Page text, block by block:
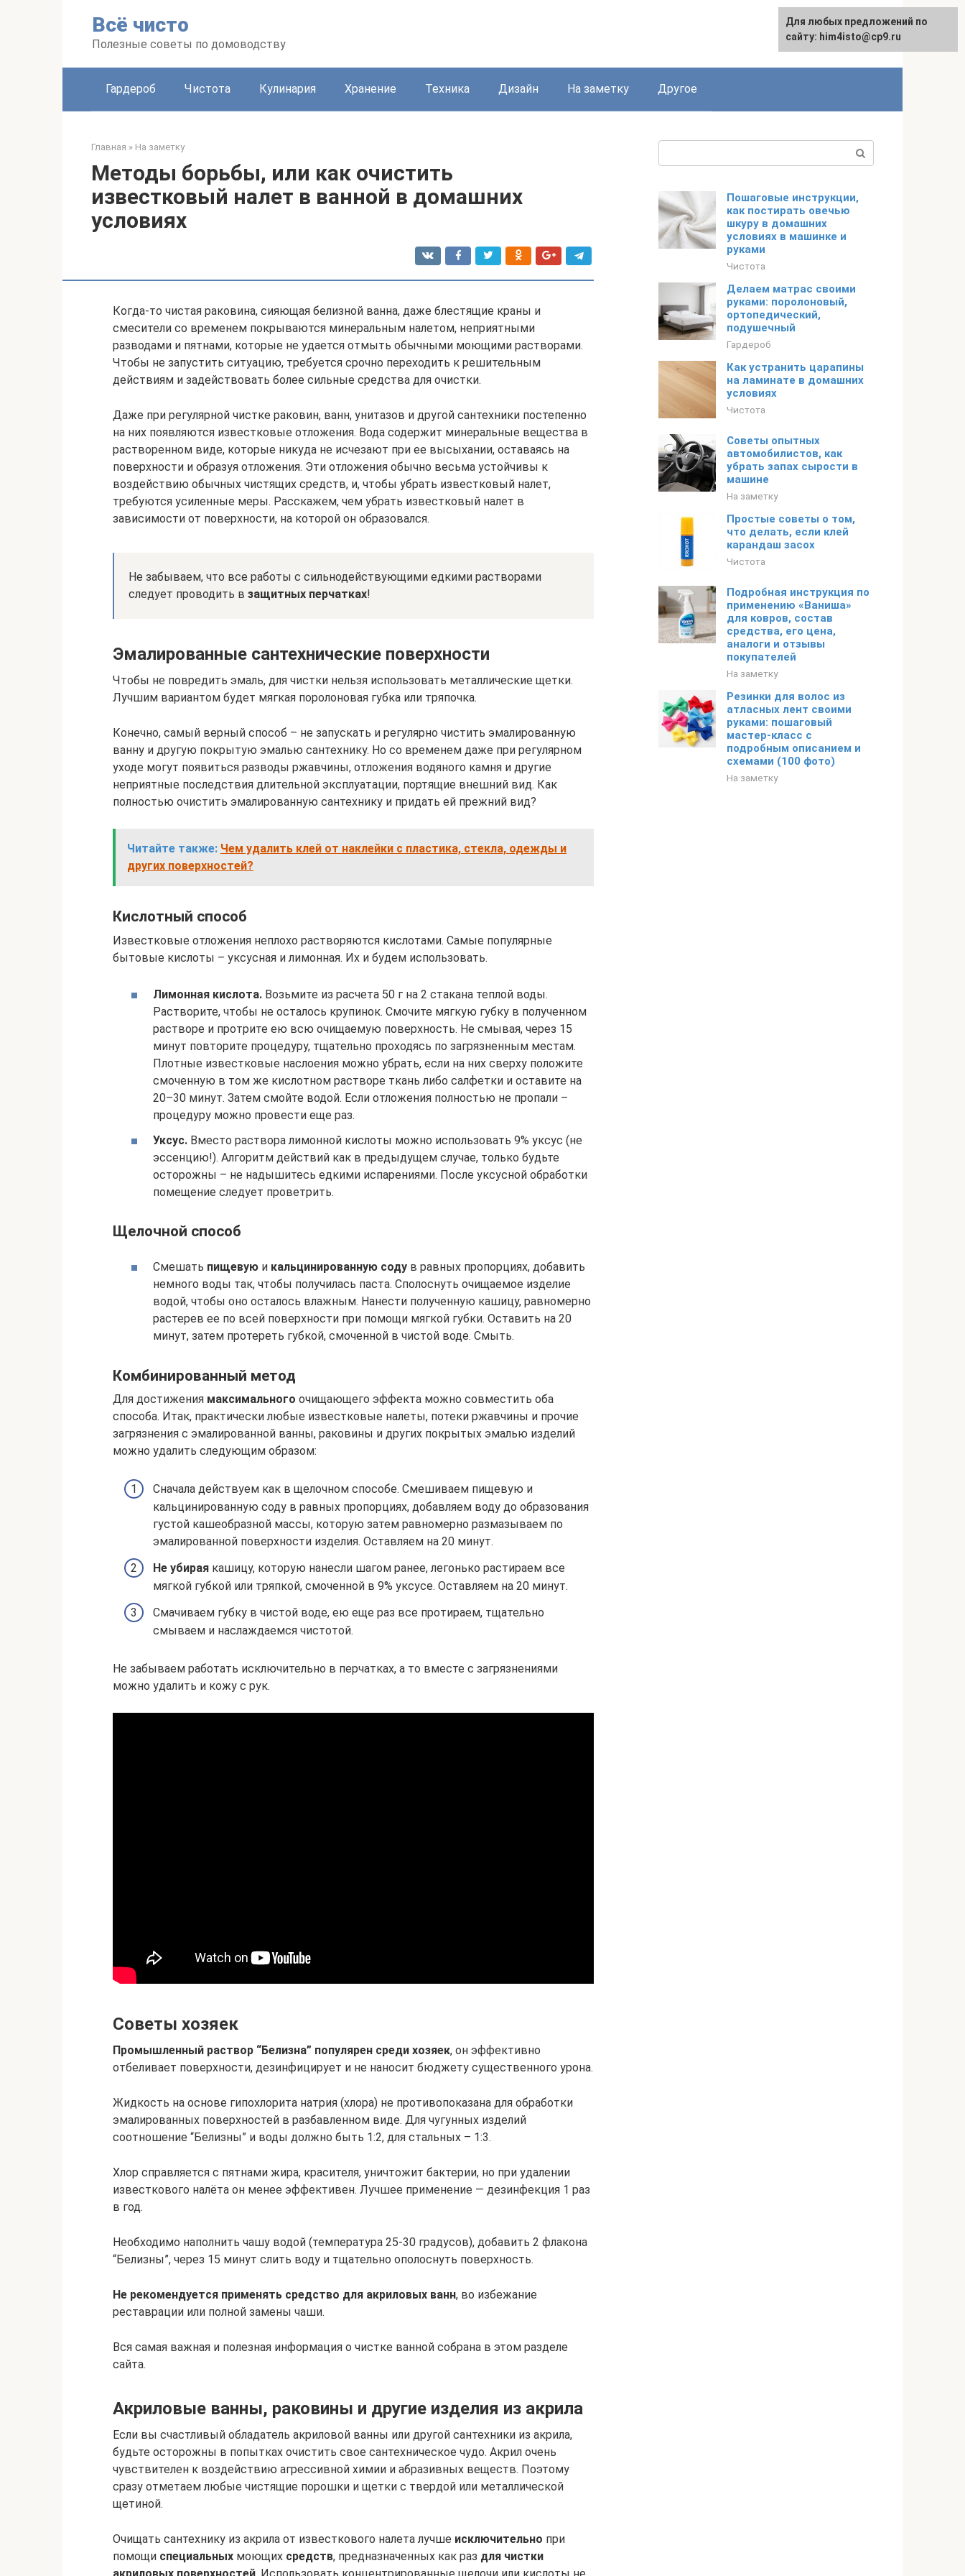
Всё чисто
Полезные советы по домоводству
Гардероб Чистота Кулинария Хранение Техника Дизайн На заметку Другое
Главная » На заметку
Методы борьбы, или как очистить
известковый налет в ванной в домашних
условиях
Когда-то чистая раковина, сияющая белизной ванна, даже блестящие краны и
смесители со временем покрываются минеральным налетом, неприятными
разводами и пятнами, которые не удается отмыть обычными моющими растворами.
Чтобы не запустить ситуацию, требуется срочно переходить к решительным
действиям и задействовать более сильные средства для очистки.
Даже при регулярной чистке раковин, ванн, унитазов и другой сантехники постепенно
на них появляются известковые отложения. Вода содержит минеральные вещества в
растворенном виде, которые никуда не исчезают при ее высыхании, оставаясь на
поверхности и образуя отложения. Эти отложения обычно весьма устойчивы к
воздействию обычных чистящих средств, и, чтобы убрать известковый налет,
требуются усиленные меры. Расскажем, чем убрать известковый налет в
зависимости от поверхности, на которой он образовался.
Не забываем, что все работы с сильнодействующими едкими растворами
следует проводить в защитных перчатках!
Эмалированные сантехнические поверхности
Чтобы не повредить эмаль, для чистки нельзя использовать металлические щетки.
Лучшим вариантом будет мягкая поролоновая губка или тряпочка.
Конечно, самый верный способ – не запускать и регулярно чистить эмалированную
ванну и другую покрытую эмалью сантехнику. Но со временем даже при регулярном
уходе могут появиться разводы ржавчины, отложения водяного камня и другие
неприятные последствия длительной эксплуатации, портящие внешний вид. Как
полностью очистить эмалированную сантехнику и придать ей прежний вид?
Читайте также: Чем удалить клей от наклейки с пластика, стекла, одежды и
других поверхностей?
Кислотный способ
Известковые отложения неплохо растворяются кислотами. Самые популярные
бытовые кислоты – уксусная и лимонная. Их и будем использовать.
Лимонная кислота. Возьмите из расчета 50 г на 2 стакана теплой воды.
Растворите, чтобы не осталось крупинок. Смочите мягкую губку в полученном
растворе и протрите ею всю очищаемую поверхность. Не смывая, через 15
минут повторите процедуру, тщательно проходясь по загрязненным местам.
Плотные известковые наслоения можно убрать, если на них сверху положите
смоченную в том же кислотном растворе ткань либо салфетки и оставите на
20–30 минут. Затем смойте водой. Если отложения полностью не пропали –
процедуру можно провести еще раз.
Уксус. Вместо раствора лимонной кислоты можно использовать 9% уксус (не
эссенцию!). Алгоритм действий как в предыдущем случае, только будьте
осторожны – не надышитесь едкими испарениями. После уксусной обработки
помещение следует проветрить.
Щелочной способ
Смешать пищевую и кальцинированную соду в равных пропорциях, добавить
немного воды так, чтобы получилась паста. Сполоснуть очищаемое изделие
водой, чтобы оно осталось влажным. Нанести полученную кашицу, равномерно
растерев ее по всей поверхности при помощи мягкой губки. Оставить на 20
минут, затем протереть губкой, смоченной в чистой воде. Смыть.
Комбинированный метод
Для достижения максимального очищающего эффекта можно совместить оба
способа. Итак, практически любые известковые налеты, потеки ржавчины и прочие
загрязнения с эмалированной ванны, раковины и других покрытых эмалью изделий
можно удалить следующим образом:
Сначала действуем как в щелочном способе. Смешиваем пищевую и
кальцинированную соду в равных пропорциях, добавляем воду до образования
густой кашеобразной массы, которую затем равномерно размазываем по
эмалированной поверхности изделия. Оставляем на 20 минут.
Не убирая кашицу, которую нанесли шагом ранее, легонько растираем все
мягкой губкой или тряпкой, смоченной в 9% уксусе. Оставляем на 20 минут.
Смачиваем губку в чистой воде, ею еще раз все протираем, тщательно
смываем и наслаждаемся чистотой.
Не забываем работать исключительно в перчатках, а то вместе с загрязнениями
можно удалить и кожу с рук.
Советы хозяек
Промышленный раствор “Белизна” популярен среди хозяек, он эффективно
отбеливает поверхности, дезинфицирует и не наносит бюджету существенного урона.
Жидкость на основе гипохлорита натрия (хлора) не противопоказана для обработки
эмалированных поверхностей в разбавленном виде. Для чугунных изделий
соотношение “Белизны” и воды должно быть 1:2, для стальных – 1:3.
Хлор справляется с пятнами жира, красителя, уничтожит бактерии, но при удалении
известкового налёта он менее эффективен. Лучшее применение — дезинфекция 1 раз
в год.
Необходимо наполнить чашу водой (температура 25-30 градусов), добавить 2 флакона
“Белизны”, через 15 минут слить воду и тщательно ополоснуть поверхность.
Не рекомендуется применять средство для акриловых ванн, во избежание
реставрации или полной замены чаши.
Вся самая важная и полезная информация о чистке ванной собрана в этом разделе
сайта.
Акриловые ванны, раковины и другие изделия из акрила
Если вы счастливый обладатель акриловой ванны или другой сантехники из акрила,
будьте осторожны в попытках очистить свое сантехническое чудо. Акрил очень
чувствителен к воздействию агрессивной химии и абразивных веществ. Поэтому
сразу отметаем любые чистящие порошки и щетки с твердой или металлической
щетиной.
Очищать сантехнику из акрила от известкового налета лучше исключительно при
помощи специальных моющих средств, предназначенных как раз для чистки
Пошаговые инструкции,
как постирать овечью
шкуру в домашних
условиях в машинке и
руками
Чистота
Делаем матрас своими
руками: поролоновый,
ортопедический,
подушечный
Гардероб
Как устранить царапины
на ламинате в домашних
условиях
Чистота
Советы опытных
автомобилистов, как
убрать запах сырости в
машине
На заметку
Простые советы о том,
что делать, если клей
карандаш засох
Чистота
Подробная инструкция по
применению «Ваниша»
для ковров, состав
средства, его цена,
аналоги и отзывы
покупателей
На заметку
Резинки для волос из
атласных лент своими
руками: пошаговый
мастер-класс с
подробным описанием и
схемами (100 фото)
На заметку
Для любых предложений по
сайту: him4isto@cp9.ru